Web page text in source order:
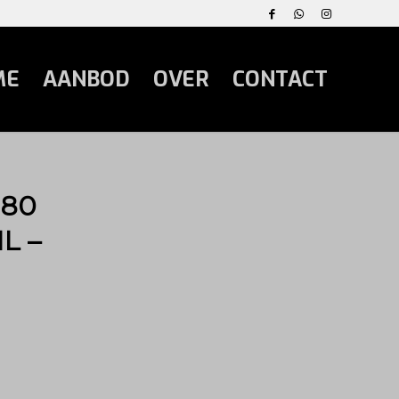
AANBOD OVER CONTACT
–